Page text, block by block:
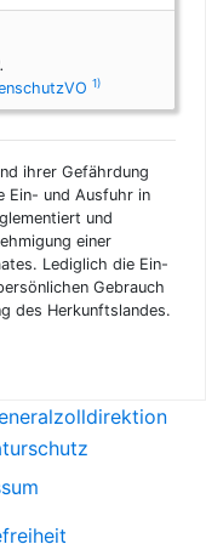
1)
ihrer Gefährdung
Ein- und Ausfuhr in
und
einer
Lediglich die Ein-
Gebrauch
des Herkunftslandes.